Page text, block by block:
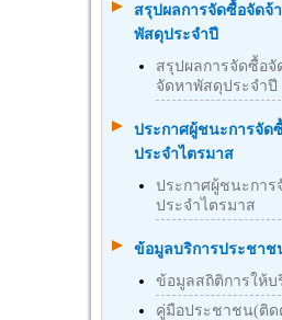
สรุปผลการจัดซื้อจัดจ้
พัสดุประจำปี
สรุปผลการจัดซื้อจั
จัดหาพัสดุประจำปี
ประกาศผู้ชนะการจัด
ประจำไตรมาส
ประกาศผู้ชนะการ
ประจำไตรมาส
ข้อมูลบริการประชาช
ข้อมูลสถิติการให้บ
คู่มือประชาชน(ติด